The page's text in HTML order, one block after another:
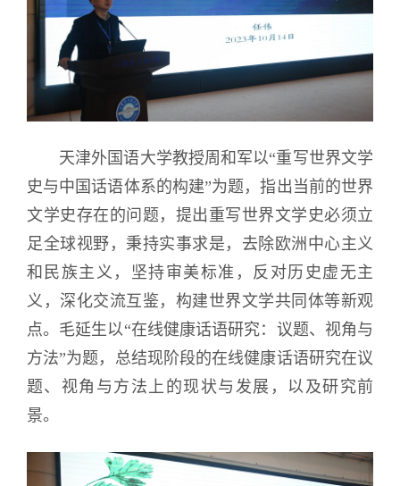
天津外国语大学教授周和军以“重写世界文学
史与中国话语体系的构建”为题，指出当前的世界
文学史存在的问题，提出重写世界文学史必须立
足全球视野，秉持实事求是，去除欧洲中心主义
和民族主义，坚持审美标准，反对历史虚无主
义，深化交流互鉴，构建世界文学共同体等新观
点。毛延生以“在线健康话语研究：议题、视角与
方法”为题，总结现阶段的在线健康话语研究在议
题、视角与方法上的现状与发展，以及研究前
景。